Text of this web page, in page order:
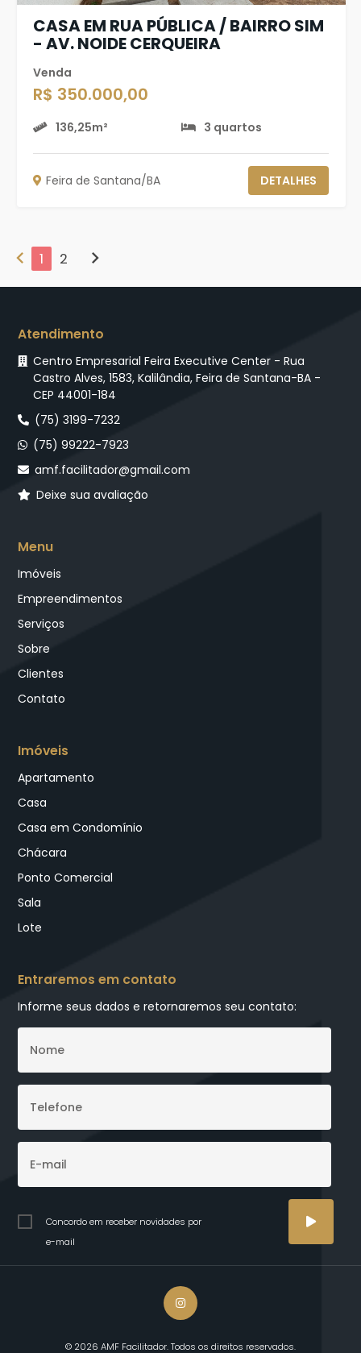
CASA EM RUA PÚBLICA / BAIRRO SIM
- AV. NOIDE CERQUEIRA
Venda
R$ 350.000,00
136,25m² 3 quartos
Feira de Santana/BA DETALHES
chevron_left 1 2 chevron_right
Atendimento
Centro Empresarial Feira Executive Center - Rua
Castro Alves, 1583, Kalilândia, Feira de Santana-BA -
CEP 44001-184
(75) 3199-7232
(75) 99222-7923
amf.facilitador@gmail.com
Deixe sua avaliação
Menu
Imóveis
Empreendimentos
Serviços
Sobre
Clientes
Contato
Imóveis
Apartamento
Casa
Casa em Condomínio
Chácara
Ponto Comercial
Sala
Lote
Entraremos em contato
Informe seus dados e retornaremos seu contato:
Concordo em receber novidades por
e-mail
© 2026 AMF Facilitador. Todos os direitos reservados.